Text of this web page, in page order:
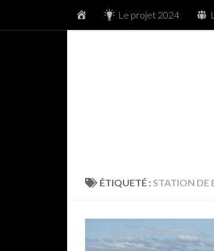
Skip to content Accueil Le projet 2024
ÉTIQUETÉ : STATION DE